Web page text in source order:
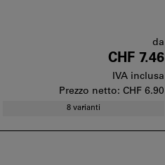
da
CHF 7.46
IVA inclusa
Prezzo netto:CHF 6.90
8 varianti